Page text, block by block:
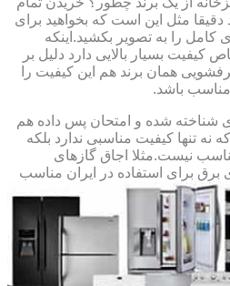
دقیقا مثل این است که بخواهید برای
کامل را به تصویر بکشید.اینکه
کیفیت بسیار بالایی دارد دلیل بر
همان برند هم این کیفیت را
مناسب باشد.
شناخته شده و امتحان پس داده هم
نه تنها کیفیت مناسبی ندارد بلکه
نیست.مثلا اجاق گازهای
برای استفاده در ایران مناسب